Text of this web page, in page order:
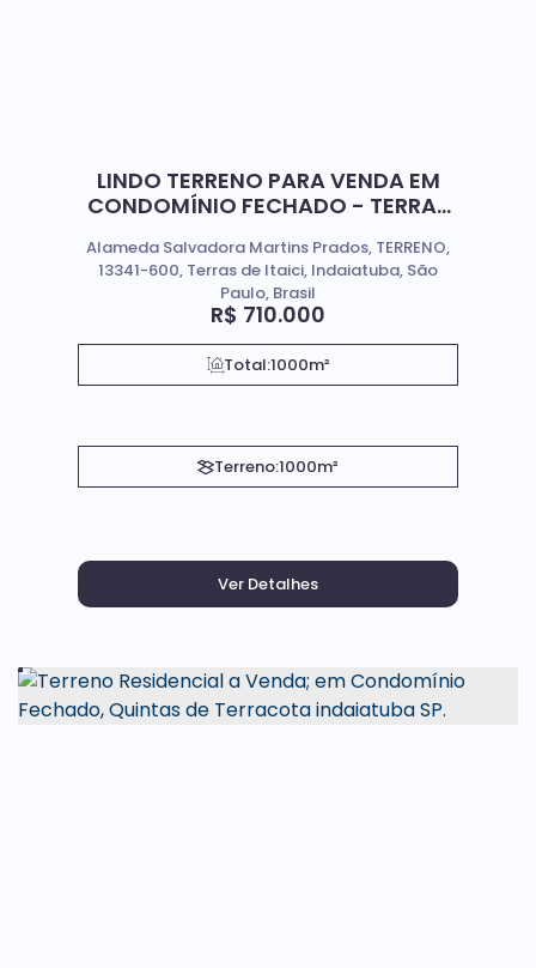
LINDO TERRENO PARA VENDA EM
CONDOMÍNIO FECHADO - TERRAS
R$ 710.000
Alameda Salvadora Martins Prados, TERRENO,
13341-600, Terras de Itaici, Indaiatuba, São
Paulo, Brasil
Total:1000m²
Terreno:1000m²